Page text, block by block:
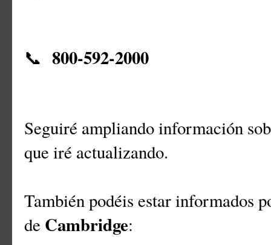
📞 800-592-2000
Seguiré ampliando información
que iré actualizando.
También podéis estar informados
de Cambridge: